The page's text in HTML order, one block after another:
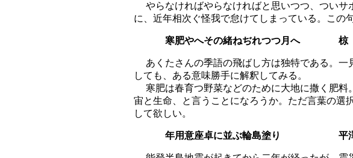
やらなければやらなければと思いつつ、ついサ
に、近年相次ぐ怪我で怠けてしまっている。この
寒肥やへその緒ねぢれつつ月へ 椋
あくたさんの季語の飛ばし方は独特である。一
しても、ある意味勝手に解釈してみる。
寒肥は春育つ野菜などのために大地に撒く肥料
宙と生命、と言うことになろうか。ただ言葉の選
して欲しい。
年用意座卓に並ぶ輪島塗り 平